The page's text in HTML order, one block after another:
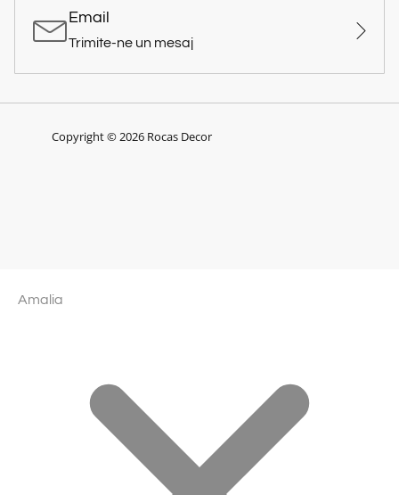
Email
Trimite-ne un mesaj
Copyright © 2026 Rocas Decor
Amalia